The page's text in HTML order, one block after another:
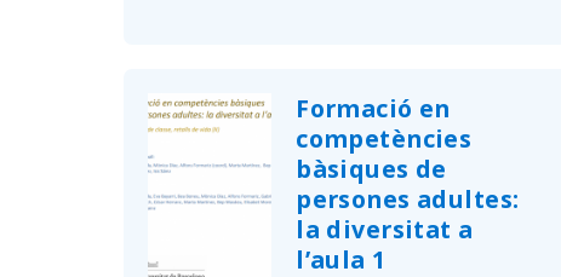
Formació en
competències
bàsiques de
persones adultes:
la diversitat a
l’aula 1